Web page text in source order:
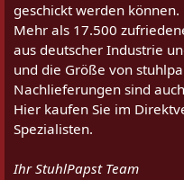
geschickt werden können.
Mehr als 17.500
aus deutscher Industrie
und die Größe von
Nachlieferungen sind
Hier kaufen Sie im
Spezialisten.
Ihr StuhlPapst Team